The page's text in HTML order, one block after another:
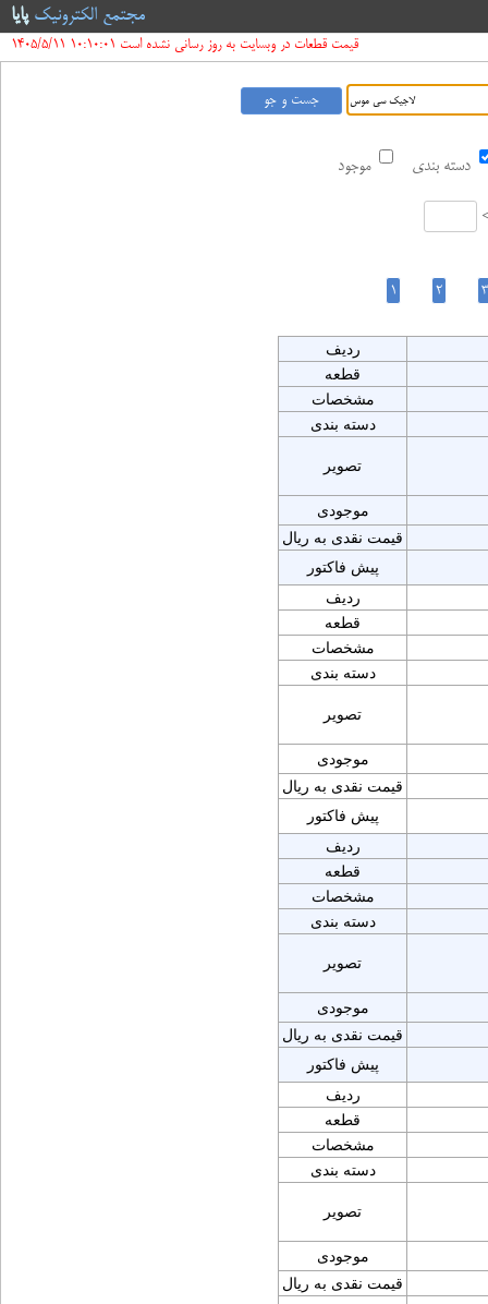
مجتمع الکترونیکپایا
قیمت قطعات در وبسایت به روز رسانی نشده است 10:10:01 1405/5/11
موجود دسته بندی
ردیف
قطعه
مشخصات
دسته بندی
تصویر
موجودی
قیمت نقدی به ریال
پیش فاکتور
ردیف
قطعه
مشخصات
دسته بندی
تصویر
موجودی
قیمت نقدی به ریال
پیش فاکتور
ردیف
قطعه
مشخصات
دسته بندی
تصویر
موجودی
قیمت نقدی به ریال
پیش فاکتور
ردیف
قطعه
مشخصات
دسته بندی
تصویر
موجودی
قیمت نقدی به ریال